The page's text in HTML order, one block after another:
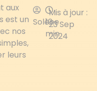
aux
est un
nos
leurs
Solène
10
min
Mis à jour :
23 Sep
2024